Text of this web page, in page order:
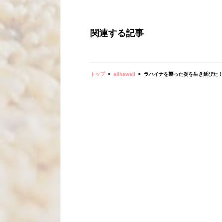
関連する記事
トップ allhawaii ラハイナを襲った炎を生き延びた